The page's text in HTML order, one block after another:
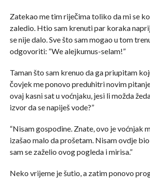
Zatekao me tim riječima toliko da mi se
zaledio. Htio sam krenuti par koraka
se nije dalo. Sve što sam mogao u tom
odgovoriti: “We alejkumus-selam!”
Taman što sam krenuo da ga priupitam
čovjek me ponovo preduhitri novim
ovaj kasni sat u voćnjaku, jesi li možda
izvor da se napiješ vode?”
“Nisam gospodine. Znate, ovo je voćnjak
izašao malo da prošetam. Nisam ovdje
sam se zaželio ovog pogleda i mirisa.”
Neko vrijeme je šutio, a zatim ponovo